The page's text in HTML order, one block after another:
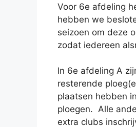
Voor 6e afdeling
hebben we
seizoen om deze
zodat iedereen
In 6e afdeling A
resterende
plaatsen hebben
ploegen. Alle
extra clubs